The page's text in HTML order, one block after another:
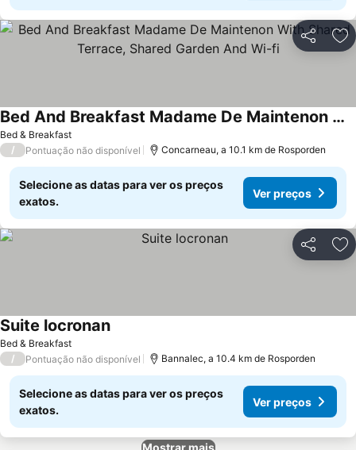
Partilhar
Bed & Breakfast
Bed And Breakfast Madame De Maintenon With Shared Terrace, Shared Garden And Wi-fi
Ver preços
/ Pontuação não disponível Concarneau, a 10.1 km de Rosporden
Selecione as datas para ver os preços
exatos.
Ver preços
Partilhar
Bed & Breakfast
Suite locronanVer preços
/ Pontuação não disponível Bannalec, a 10.4 km de Rosporden
Selecione as datas para ver os preços
exatos.
Ver preços
Mostrar mais